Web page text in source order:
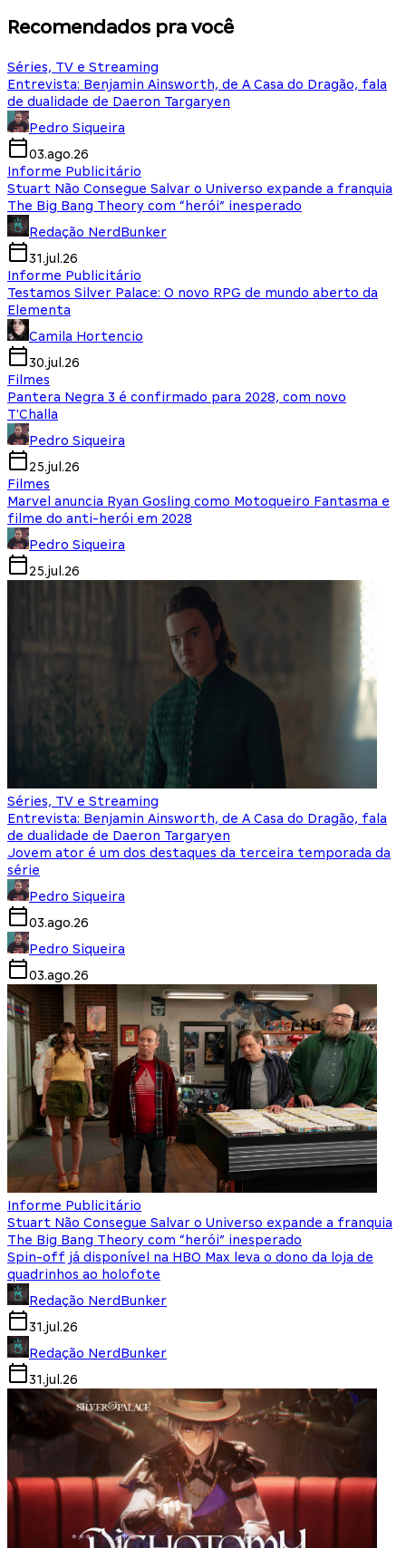
Recomendados pra você
Séries, TV e Streaming
Entrevista: Benjamin Ainsworth, de A Casa do Dragão, fala
de dualidade de Daeron Targaryen
Pedro Siqueira
03.ago.26
Informe Publicitário
Stuart Não Consegue Salvar o Universo expande a franquia
The Big Bang Theory com “herói” inesperado
Redação NerdBunker
31.jul.26
Informe Publicitário
Testamos Silver Palace: O novo RPG de mundo aberto da
Elementa
Camila Hortencio
30.jul.26
Filmes
Pantera Negra 3 é confirmado para 2028, com novo
T'Challa
Pedro Siqueira
25.jul.26
Filmes
Marvel anuncia Ryan Gosling como Motoqueiro Fantasma e
filme do anti-herói em 2028
Pedro Siqueira
25.jul.26
Séries, TV e Streaming
Entrevista: Benjamin Ainsworth, de A Casa do Dragão, fala
de dualidade de Daeron Targaryen
Jovem ator é um dos destaques da terceira temporada da
série
Pedro Siqueira
03.ago.26
Pedro Siqueira
03.ago.26
Informe Publicitário
Stuart Não Consegue Salvar o Universo expande a franquia
The Big Bang Theory com “herói” inesperado
Spin-off já disponível na HBO Max leva o dono da loja de
quadrinhos ao holofote
Redação NerdBunker
31.jul.26
Redação NerdBunker
31.jul.26